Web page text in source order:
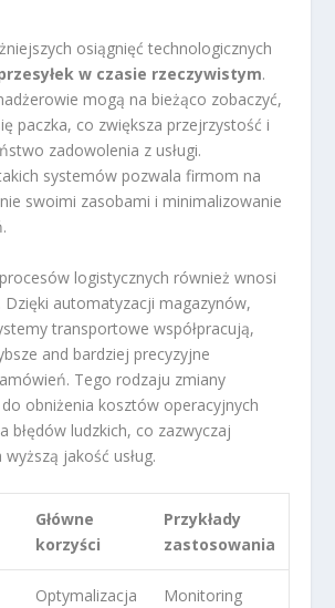
osiągnięć technologicznych
w czasie rzeczywistym.
mogą na bieżąco zobaczyć,
paczka, co zwiększa przejrzystość i
zadowolenia z usługi.
systemów pozwala firmom na
swoimi zasobami i minimalizowanie
logistycznych również wnosi
Dzięki automatyzacji magazynów,
transportowe współpracują,
and bardziej precyzyjne
Tego rodzaju zmiany
obniżenia kosztów operacyjnych
błędów ludzkich, co zazwyczaj
wyższą jakość usług.
Główne
korzyści
Przykłady
zastosowania
Optymalizacja
Monitoring